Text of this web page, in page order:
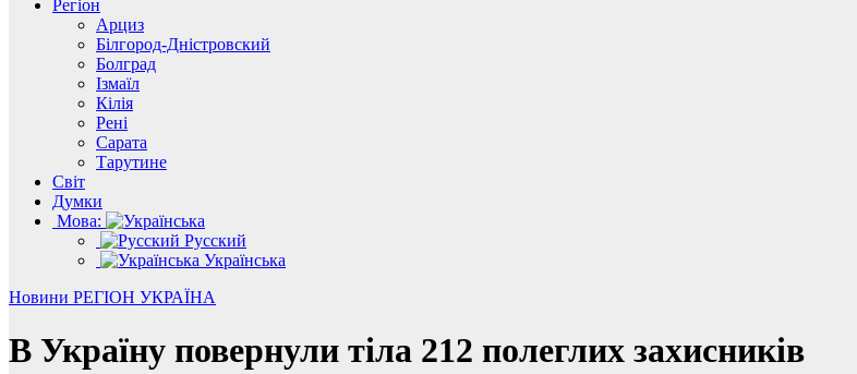
Регіон
Арциз
Білгород-Дністровский
Болград
Ізмаїл
Кілія
Рені
Сарата
Тарутине
Світ
Думки
Мова:
Русский
Українська
Новини РЕГІОН УКРАЇНА
В Україну повернули тіла 212 полеглих захисників